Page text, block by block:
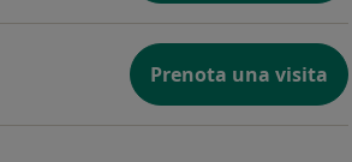
Prenota una visita